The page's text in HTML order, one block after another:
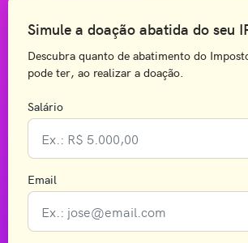
Simule a doação abatida do seu
Descubra quanto de abatimento do
pode ter, ao realizar a doação.
Salário
Email